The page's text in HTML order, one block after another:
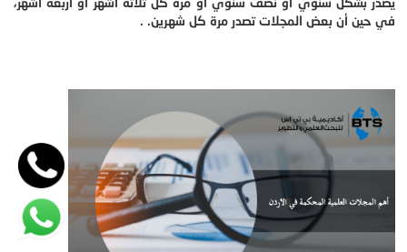
في حين أن بعض المجلات تصدر مرة كل شهرين. .